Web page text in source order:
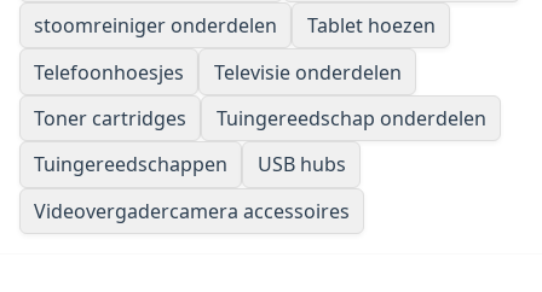
stoomreiniger onderdelen
Tablet hoezen
Telefoonhoesjes
Televisie onderdelen
Toner cartridges
Tuingereedschap onderdelen
Tuingereedschappen
USB hubs
Videovergadercamera accessoires